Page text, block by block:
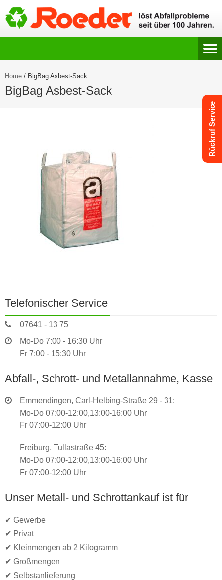
Home / BigBag Asbest-Sack
BigBag Asbest-Sack
Telefonischer Service
07641 - 13 75
Mo-Do 7:00 - 16:30 Uhr
Fr 7:00 - 15:30 Uhr
Abfall-, Schrott- und Metallannahme, Kasse
Emmendingen, Carl-Helbing-Straße 29 - 31:
Mo-Do 07:00-12:00,13:00-16:00 Uhr
Fr 07:00-12:00 Uhr
Freiburg, Tullastraße 45:
Mo-Do 07:00-12:00,13:00-16:00 Uhr
Fr 07:00-12:00 Uhr
Unser Metall- und Schrottankauf ist für
✔ Gewerbe
✔ Privat
✔ Kleinmengen ab 2 Kilogramm
✔ Großmengen
✔ Selbstanlieferung
Rückruf Service